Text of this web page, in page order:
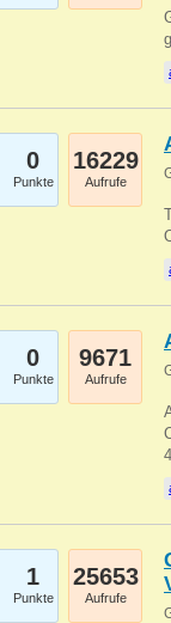
0
Punkte
16229
Aufrufe
0
Punkte
9671
Aufrufe
1
Punkte
25653
Aufrufe